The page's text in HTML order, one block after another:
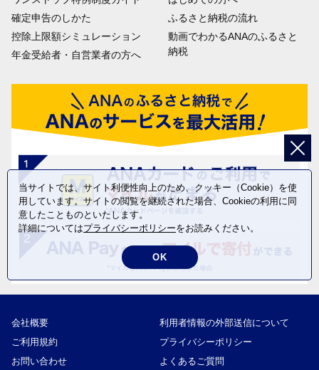
確定申告のしかた
控除上限額シミュレーション
年金受給者・自営業者の方へ
ふるさと納税の流れ
動画でわかるANAのふるさと
納税
会社概要
利用者情報の外部送信について
ご利用規約
プライバシーポリシー
お問い合わせ
よくあるご質問
当サイトでは、サイト利便性向上のため、クッキー（Cookie）を使
用しています。サイトの閲覧を継続された場合、Cookieの利用に同
意したことものといたします。
詳細についてはプライバシーポリシーをお読みください。
OK